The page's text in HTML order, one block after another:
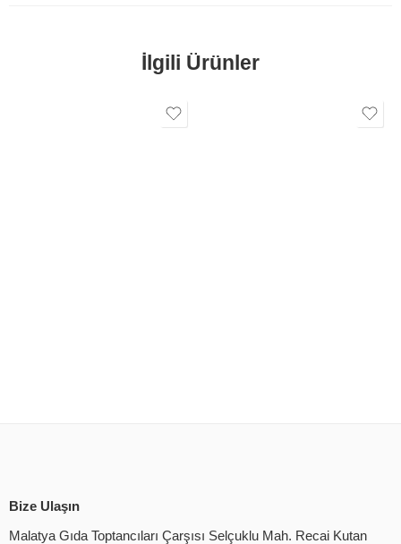
İlgili Ürünler
Bize Ulaşın
Malatya Gıda Toptancıları Çarşısı Selçuklu Mah. Recai Kutan